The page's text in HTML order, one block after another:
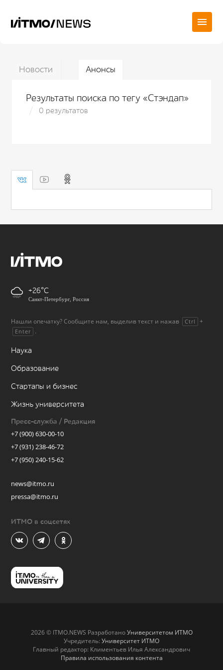
Новости Анонсы
Результаты поиска по тегу «Стэндап»
0 результатов
+26
Санкт-Петербург, Россия
Нашли опечатку? Сообщите нам, выделив текст и нажав Ctrl +
Enter .
Наука
Образование
Стартапы и бизнес
Жизнь университета
Пресс-служба / Редакция
+7 (900) 630-00-10
+7 (931) 238-46-72
+7 (950) 240-15-62
news@itmo.ru
pressa@itmo.ru
ИТМО в соцсетях
2026 © ITMO.NEWS РазработаноУниверситетом ИТМО
Учредитель: Университет ИТМО
Главный редактор: Климентьев Илья Александрович
Правила использования контента